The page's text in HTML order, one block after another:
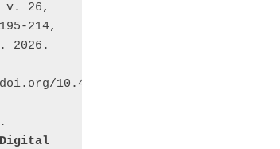
v. 26,
214,
2026.
10.46391/ALCEU.v26.ed58.2026.528